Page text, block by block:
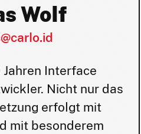
Wolf
Interface
Nicht nur das
erfolgt mit
mit besonderem